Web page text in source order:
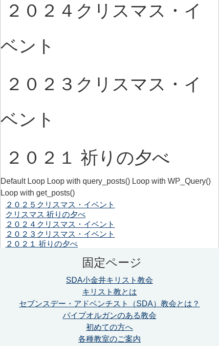
２０２４クリスマス・イ
ベント
２０２３クリスマス・イ
ベント
２０２１ 祈りの夕べ
Default Loop Loop with query_posts() Loop with WP_Query()
Loop with get_posts()
２０２５クリスマス・イベント
クリスマス 祈りの夕べ
２０２４クリスマス・イベント
２０２３クリスマス・イベント
２０２１ 祈りの夕べ
固定ページ
SDA小金井キリスト教会
キリスト教とは
セブンスデー・アドベンチスト（SDA）教会とは？
パイプオルガンのある教会
初めての方へ
各種教室のご案内